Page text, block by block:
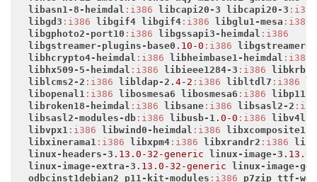
libasn1-8-heimdal :i386 libcapi20-3 libcapi20-3 :i386
libgd3 :i386 libgif4 libgif4 :i386 libglu1-mesa :i386
libgphoto2-port10 :i386 libgssapi3-heimdal :i386
libgstreamer-plugins-base0 .10-0 :i386 libgstreamer0
libhcrypto4-heimdal :i386 libheimbase1-heimdal :i386
libhx509-5-heimdal :i386 libieee1284-3 :i386
libkrb5-
liblcms2-2 :i386 libldap-2 .4-2 :i386 libltdl7 :i386
libopenal1 :i386 libosmesa6 libosmesa6 :i386
libp11-
libroken18-heimdal :i386 libsane :i386 libsasl2-2
libsasl2-modules-db :i386 libusb-1 .0-0 :i386
libv4l-0
libvpx1 :i386 libwind0-heimdal :i386 libxcomposite1
libxinerama1 :i386 libxpm4 :i386 libxrandr2 :i386
linux-headers-3 .13 .0-32-generic linux-image-3 .13
linux-image-extra-3 .13 .0-32-generic
linux-image-
odbcinst1debian2
p11-kit-modules :i386 p7zip ttf-